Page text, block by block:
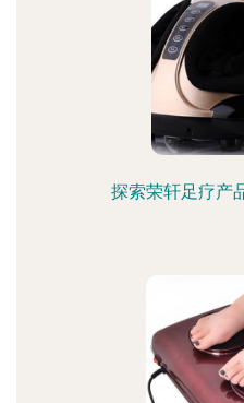
探索荣轩足疗产